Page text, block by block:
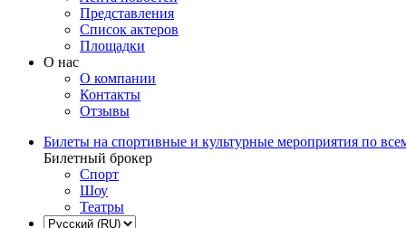
Представления
Список актеров
Площадки
О нас
О компании
Контакты
Отзывы
Билеты на спортивные и культурные мероприятия по
Билетный брокер
Спорт
Шоу
Театры